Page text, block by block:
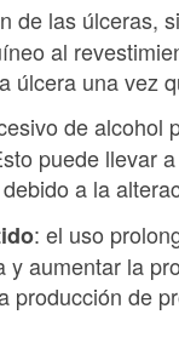
de las úlceras,
al
úlcera una vez
de alcohol
puede llevar
a la
: el uso
aumentar la
de